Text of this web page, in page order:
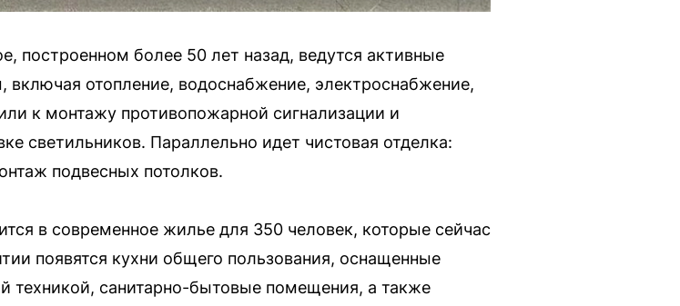
построенном более 50 лет назад, ведутся активные
отопление, водоснабжение, электроснабжение,
к монтажу противопожарной сигнализации и
светильников. Параллельно идет чистовая отделка:
подвесных потолков.
в современное жилье для 350 человек, которые сейчас
появятся кухни общего пользования, оснащенные
техникой, санитарно-бытовые помещения, а также